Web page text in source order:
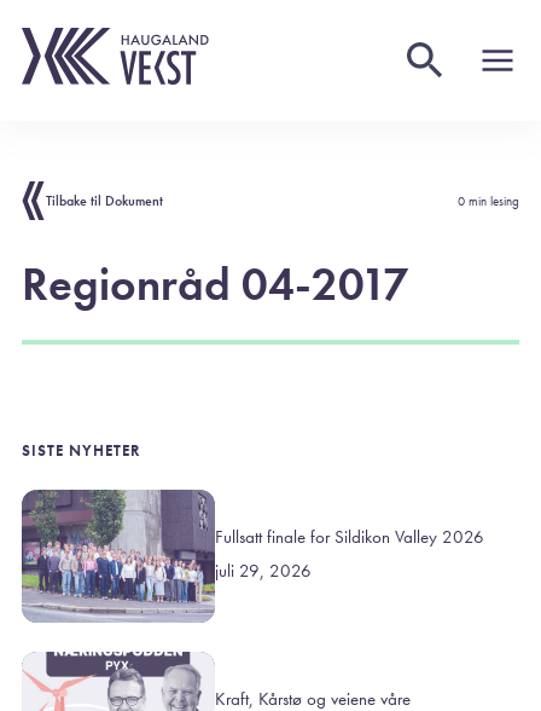
Tilbake til Dokument 0 min lesing
Regionråd 04-2017
SISTE NYHETER
Fullsatt finale for Sildikon Valley 2026
juli 29, 2026
Kraft, Kårstø og veiene våre